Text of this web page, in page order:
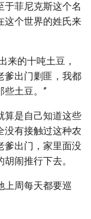
于菲尼克斯这个名
这个世界的姓氏来
来的十吨土豆，
爹出门剿匪，我都
些土豆。”
算是自己知道这些
没有接触过这种农
爹出门，家里面没
闹推行下去。
上周每天都要巡